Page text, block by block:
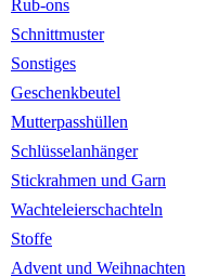
Rub-ons
Schnittmuster
Sonstiges
Geschenkbeutel
Mutterpasshüllen
Schlüsselanhänger
Stickrahmen und Garn
Wachteleierschachteln
Stoffe
Advent und Weihnachten